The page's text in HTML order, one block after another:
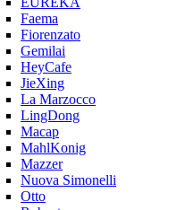
Faema
Fiorenzato
Gemilai
HeyCafe
JieXing
La Marzocco
LingDong
Macap
MahlKonig
Mazzer
Nuova Simonelli
Otto